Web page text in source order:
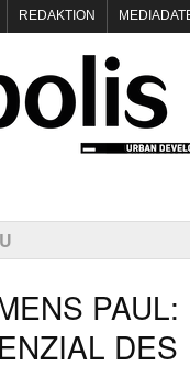
REDAKTION
POLIS KEYNOTES
DATENSCHUTZ
PAUL:
DES